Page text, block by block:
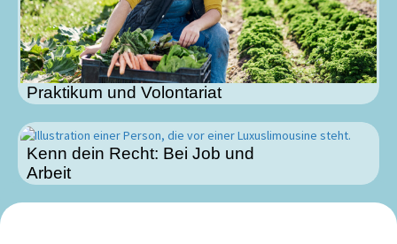
Praktikum und Volontariat
Kenn dein Recht: Bei Job und
Arbeit